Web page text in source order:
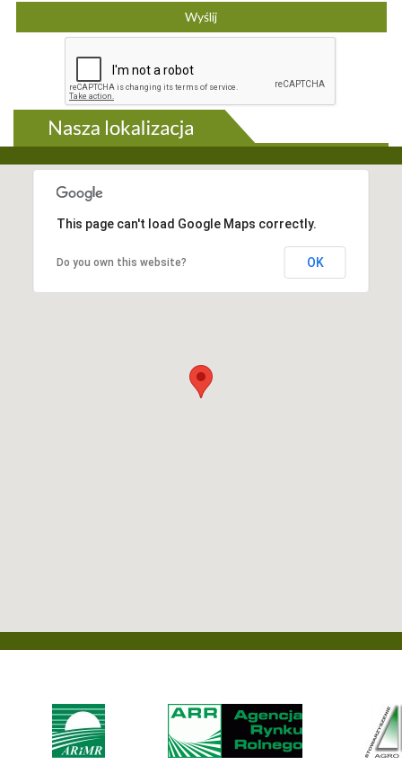
This page can't load Google Maps correctly.
Do you own this website? OK